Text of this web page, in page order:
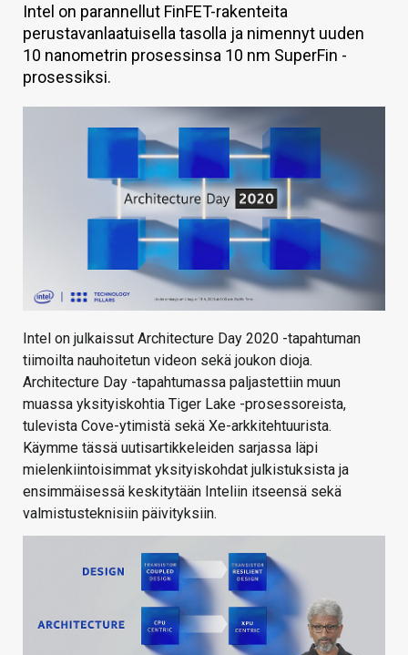
HINTA.FI
KAUPPA
VAIHDA TEEMA
Intel on parannellut FinFET-rakenteita
perustavanlaatuisella tasolla ja nimennyt uuden
10 nanometrin prosessinsa 10 nm SuperFin -
prosessiksi.
Intel on julkaissut Architecture Day 2020 -tapahtuman
tiimoilta nauhoitetun videon sekä joukon dioja.
Architecture Day -tapahtumassa paljastettiin muun
muassa yksityiskohtia Tiger Lake -prosessoreista,
tulevista Cove-ytimistä sekä Xe-arkkitehtuurista.
Käymme tässä uutisartikkeleiden sarjassa läpi
mielenkiintoisimmat yksityiskohdat julkistuksista ja
ensimmäisessä keskitytään Inteliin itseensä sekä
valmistusteknisiin päivityksiin.